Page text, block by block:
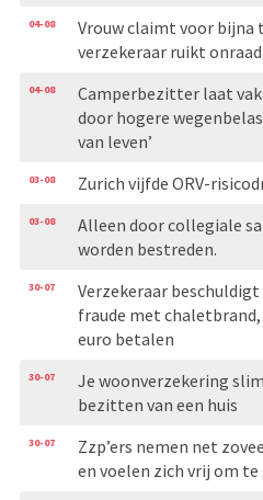
04-08
Vrouw claimt voor bijna
verzekeraar ruikt
04-08
Camperbezitter laat
door hogere
van leven’
03-08 Zurich vijfde ORV-
03-08
Alleen door collegiale
worden bestreden.
30-07
Verzekeraar
fraude met
euro betalen
30-07
Je woonverzekering
bezitten van een huis
30-07
Zzp’ers nemen net
en voelen zich vrij om te